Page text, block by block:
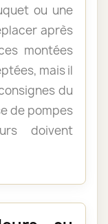
ou une
après
montées
mais il
du
de pompes
doivent